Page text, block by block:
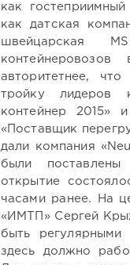
как
как датская
швейцарская
авторитетнее,
тройку лидеров
контейнер 2015»
«Поставщик
дали компания
были
открытие
часами ранее. На
«ИМТП» Сергей
быть
здесь должно